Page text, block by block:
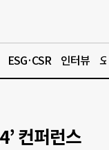
ESG·CSR 인터뷰
컨퍼런스